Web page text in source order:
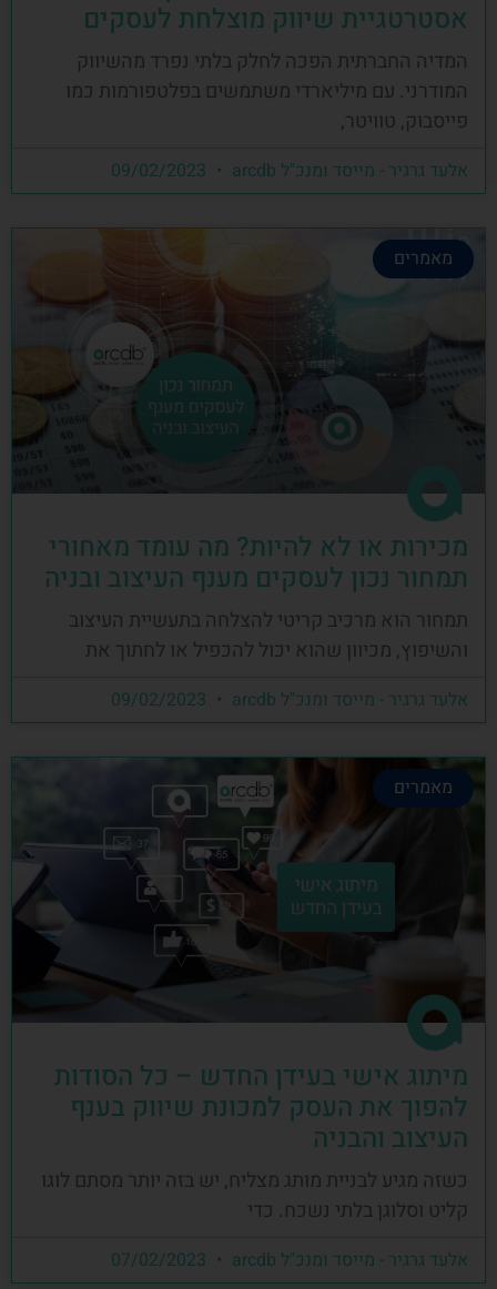
אסטרטגיית שיווק מוצלחת לעסקים
המדיה החברתית הפכה לחלק בלתי נפרד מהשיווק
המודרני. עם מיליארדי משתמשים בפלטפורמות כמו
פייסבוק, טוויטר,
אלעד גרגיר - מייסד ומנכ"ל arcdb
מאמרים
מכירות או לא להיות? מה עומד מאחורי
תמחור נכון לעסקים מענף העיצוב ובניה
תמחור הוא מרכיב קריטי להצלחה בתעשיית העיצוב
והשיפוץ, מכיוון שהוא יכול להכפיל או לחתוך את
אלעד גרגיר - מייסד ומנכ"ל arcdb
מאמרים
מיתוג אישי בעידן החדש – כל הסודות
להפוך את העסק למכונת שיווק בענף
העיצוב והבניה
כשזה מגיע לבניית מותג מצליח, יש בזה יותר מסתם לוגו
קליט וסלוגן בלתי נשכח. כדי
אלעד גרגיר - מייסד ומנכ"ל arcdb